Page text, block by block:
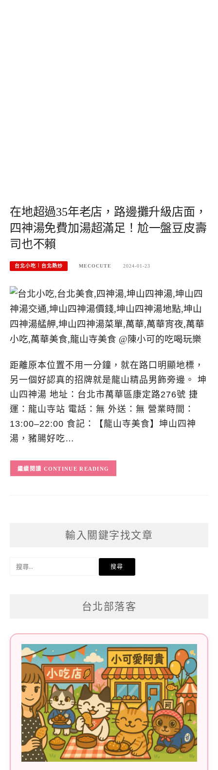
在地超過35年老店，路邊攤升級店面，
四神湯免費加湯超滿足！尬一盤豆皮壽
司也不賴
台北小吃︱台北熱炒 MECOCUTE 2024-01-23
距離原本位置不用一分鐘，就在路口明顯地標，
另一個好認真的招牌就是龍山精品男飾旁邊。 坤
山四神湯 地址：台北市萬華區康定路276號 捷
運：龍山寺站 電話：無 外送：無 營業時間：
13:00–22:00 食記：【龍山寺美食】坤山四神
湯，豬腸好吃…
CONTINUE READING
輸入關鍵字找文章
搜
台北部落客